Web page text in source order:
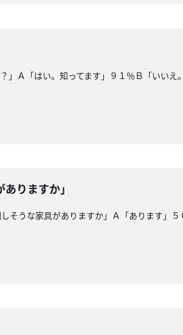
」Ａ「はい。知ってます」９１％Ｂ「いい
りますか」
そうな家具がありますか」Ａ「あります」